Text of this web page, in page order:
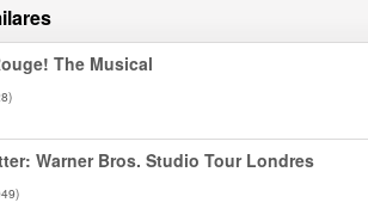
The Musical
Warner Bros. Studio Tour Londres